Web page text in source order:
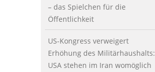
– das Spielchen für die
Öffentlichkeit
US-Kongress verweigert
Erhöhung des Militärhaushalts:
USA stehen im Iran womöglich